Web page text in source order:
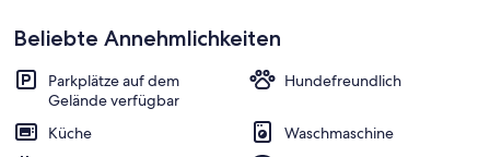
Beliebte Annehmlichkeiten
Parkplätze auf dem
Gelände verfügbar
Hundefreundlich
Küche
Waschmaschine